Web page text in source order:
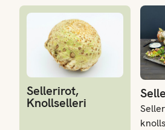
Sellerirot,
Knollselleri
Sellerirot, Knollselleri